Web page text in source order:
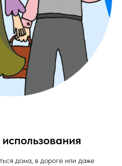
дома, в дороге или даже